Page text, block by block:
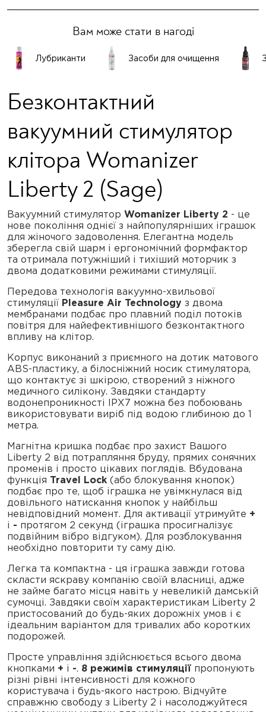
Вам може стати в нагоді
Лубриканти Засоби для очищення
Безконтактний
вакуумний стимулятор
клітора Womanizer
Liberty 2 (Sage)
Вакуумний стимулятор Womanizer Liberty 2 - це
нове покоління однієї з найпопулярніших іграшок
для жіночого задоволення. Елегантна модель
зберегла свій шарм і ергономічний формфактор
та отримала потужніший і тихіший моторчик з
двома додатковими режимами стимуляції.
Передова технологія вакуумно-хвильової
стимуляції Pleasure Air Technology з двома
мембранами подбає про плавний поділ потоків
повітря для найефективнішого безконтактного
впливу на клітор.
Корпус виконаний з приємного на дотик матового
ABS-пластику, а білосніжний носик стимулятора,
що контактує зі шкірою, створений з ніжного
медичного силікону. Завдяки стандарту
водонепроникності IPX7 можна без побоювань
використовувати виріб під водою глибиною до 1
метра.
Магнітна кришка подбає про захист Вашого
Liberty 2 від потрапляння бруду, прямих сонячних
променів і просто цікавих поглядів. Вбудована
функція Travel Lock (або блокування кнопок)
подбає про те, щоб іграшка не увімкнулася від
довільного натискання кнопок у найбільш
невідповідний момент. Для активації утримуйте +
і - протягом 2 секунд (іграшка просигналізує
подвійним вібро відгуком). Для розблокування
необхідно повторити ту саму дію.
Легка та компактна - ця іграшка завжди готова
скласти яскраву компанію своїй власниці, адже
не займе багато місця навіть у невеликій дамській
сумочці. Завдяки своїм характеристикам Liberty 2
пристосований до будь-яких дорожніх умов і є
ідеальним варіантом для тривалих або коротких
подорожей.
Просте управління здійснюється всього двома
кнопками + і -. 8 режимів стимуляції пропонують
різні рівні інтенсивності для кожного
користувача і будь-якого настрою. Відчуйте
справжню свободу з Liberty 2 і насолоджуйтеся